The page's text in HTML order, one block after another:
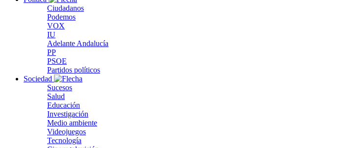
Ciudadanos
Podemos
VOX
IU
Adelante Andalucía
PP
PSOE
Partidos políticos
Sociedad
Sucesos
Salud
Educación
Investigación
Medio ambiente
Videojuegos
Tecnología